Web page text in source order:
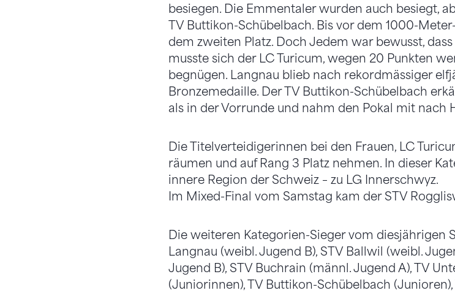
besiegen. Die Emmentaler wurden auch besiegt,
TV Buttikon-Schübelbach. Bis vor dem 1000-
dem zweiten Platz. Doch Jedem war bewusst,
musste sich der LC Turicum, wegen 20 Punkten
begnügen. Langnau blieb nach rekordmässiger
Bronzemedaille. Der TV Buttikon-Schübelbach
als in der Vorrunde und nahm den Pokal mit nach
Die Titelverteidigerinnen bei den Frauen, LC
räumen und auf Rang 3 Platz nehmen. In dieser
innere Region der Schweiz – zu LG Innerschwyz.
Im Mixed-Final vom Samstag kam der STV
Die weiteren Kategorien-Sieger vom diesjährigen
Langnau (weibl. Jugend B), STV Ballwil (weibl.
Jugend B), STV Buchrain (männl. Jugend A), TV
(Juniorinnen), TV Buttikon-Schübelbach (Junioren),